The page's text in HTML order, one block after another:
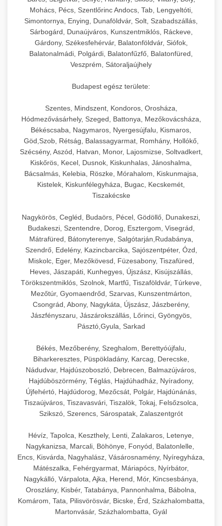
hőmérséklet-szabályozással.
chef-iparikonyhagepek.hu
kereskedelmi sütősütő
Professzionális hűtőegységek és hűtőkamrák
kereskedelmi konyhák számára.
Energiahatékony hűtési megoldások nagy
kapacitással.
chef-iparikonyhagepek.hu
kereskedelmi hűtőegység
💧 26. Ipari Mosogatógép +
Kereskedelmi mosogatóberendezések nagy
forgalmú éttermi műveletekhez. Gyors tisztítási
ciklusok fertőtlenítési képességekkel.
kereskedelmi mosogatógép
🧀 27. Ipari Sajtreszelő Gép
Ipari sajtreszelők és aprítógépek kereskedelmi
méretek különböző alkalmazásokhoz.
chef-iparikonyhagepek.hu
kereskedelmi sajtreszelő
🍳 28. Nagykonyhai
Berendezések
+
Teljes körű nagykonyhai berendezések és
professzionális vendéglátóipari kellékek.
Minden, ami szükséges éttermi és catering
műveletekhez.
kereskedelmi konyhai megoldások
Mohács, Pécs, Szentlőrinc Andocs, Tab, Lengyeltóti,
Simontornya, Enying, Dunaföldvár, Solt, Szabadszállás,
Sárbogárd, Dunaújváros, Kunszentmiklós, Ráckeve,
Gárdony, Székesfehérvár, Balatonföldvár, Siófok,
Balatonalmádi, Polgárdi, Balatonfűzfő, Balatonfüred,
Veszprém, Sátoraljaújhely
Budapest egész területe:
Szentes, Mindszent, Kondoros, Orosháza,
Hódmezővásárhely, Szeged, Battonya, Mezőkovácsháza,
Békéscsaba, Nagymaros, Nyergesújfalu, Kismaros,
Göd,Szob, Rétság, Balassagyarmat, Romhány, Hollókő,
Szécsény, Aszód, Hatvan, Monor, Lajosmizse, Soltvadkert,
Kiskőrös, Kecel, Dusnok, Kiskunhalas, Jánoshalma,
Bácsalmás, Kelebia, Röszke, Mórahalom, Kiskunmajsa,
Kistelek, Kiskunfélegyháza, Bugac, Kecskemét,
Tiszakécske
Nagykörös, Cegléd, Budaörs, Pécel, Gödöllő, Dunakeszi,
Budakeszi, Szentendre, Dorog, Esztergom, Visegrád,
Mátrafüred, Bátonyterenye, Salgótarján,Rudabánya,
Szendrő, Edelény, Kazincbarcika, Sajószentpéter, Ózd,
Miskolc, Eger, Mezőkövesd, Füzesabony, Tiszafüred,
Heves, Jászapáti, Kunhegyes, Újszász, Kisújszállás,
Törökszentmiklós, Szolnok, Martfű, Tiszaföldvár, Túrkeve,
Mezőtúr, Gyomaendrőd, Szarvas, Kunszentmárton,
Csongrád, Abony, Nagykáta, Újszász, Jászberény,
Jászfényszaru, Jászárokszállás, Lőrinci, Gyöngyös,
Pásztó,Gyula, Sarkad
Békés, Mezőberény, Szeghalom, Berettyóújfalu,
Biharkeresztes, Püspökladány, Karcag, Derecske,
Nádudvar, Hajdúszoboszló, Debrecen, Balmazújváros,
Hajdúböszörmény, Téglás, Hajdúhadház, Nyíradony,
Újfehértó, Hajdúdorog, Mezőcsát, Polgár, Hajdúnánás,
Tiszaújváros, Tiszavasvári, Tiszalök, Tokaj, Felsőzsolca,
Szikszó, Szerencs, Sárospatak, Zalaszentgrót
Hévíz, Tapolca, Keszthely, Lenti, Zalakaros, Letenye,
Nagykanizsa, Marcali, Böhönye, Fonyód, Balatonlelle,
Encs, Kisvárda, Nagyhalász, Vásárosnamény, Nyíregyháza,
Mátészalka, Fehérgyarmat, Máriapócs, Nyírbátor,
Nagykálló, Várpalota, Ajka, Herend, Mór, Kincsesbánya,
Oroszlány, Kisbér, Tatabánya, Pannonhalma, Bábolna,
Komárom, Tata, Pilisvörösvár, Bicske, Érd, Százhalombatta,
Martonvásár, Százhalombatta, Gyál